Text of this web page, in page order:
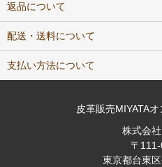
返品について
配送・送料について
支払い方法について
皮革販売MIYATA
株式会
〒
東京都台東